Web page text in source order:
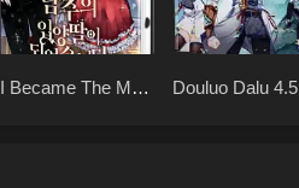
I Became The Male
Douluo Dalu 4.5